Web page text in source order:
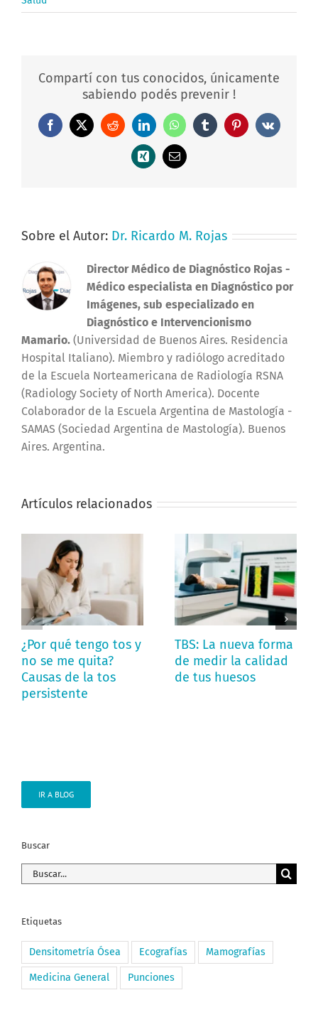
Compartí con tus conocidos, únicamente
sabiendo podés prevenir !
Facebook
X RedditLinkedInWhatsAppTumblrPinterestVk
Xing
Correo
Sobre el Autor: Dr. Ricardo M. Rojas
Director Médico de Diagnóstico Rojas -
Médico especialista en Diagnóstico por
Imágenes, sub especializado en
Diagnóstico e Intervencionismo
Mamario. (Universidad de Buenos Aires. Residencia
Hospital Italiano). Miembro y radiólogo acreditado
de la Escuela Norteamericana de Radiología RSNA
(Radiology Society of North America). Docente
Colaborador de la Escuela Argentina de Mastología -
SAMAS (Sociedad Argentina de Mastología). Buenos
Aires. Argentina.
Artículos relacionados
¿Por qué tengo tos y
no se me quita?
Causas de la tos
persistente
TBS: La nueva forma
de medir la calidad
de tus huesos
IR A BLOG
Buscar
Buscar:
Etiquetas
Densitometría Ósea Ecografías Mamografías
Medicina General Punciones